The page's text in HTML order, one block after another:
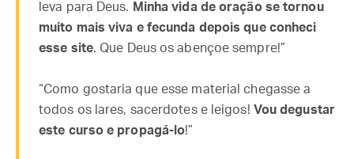
leva para Deus. Minha vida de oração se tornou
muito mais viva e fecunda depois que conheci
esse site. Que Deus os abençoe sempre!”
“Como gostaria que esse material chegasse a
todos os lares, sacerdotes e leigos! Vou degustar
este curso e propagá-lo!”